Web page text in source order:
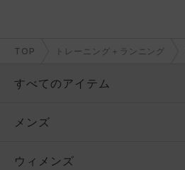
TOP トレーニング＋ランニング
すべてのアイテム
メンズ
ウィメンズ
メンズ
トップス
ウィメンズ